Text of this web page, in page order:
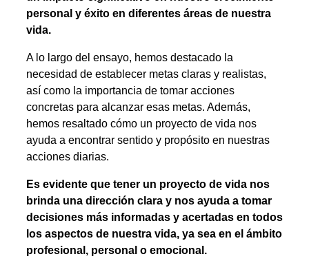
personal y éxito en diferentes áreas de nuestra
vida.
A lo largo del ensayo, hemos destacado la
necesidad de establecer metas claras y realistas,
así como la importancia de tomar acciones
concretas para alcanzar esas metas. Además,
hemos resaltado cómo un proyecto de vida nos
ayuda a encontrar sentido y propósito en nuestras
acciones diarias.
Es evidente que tener un proyecto de vida nos
brinda una dirección clara y nos ayuda a tomar
decisiones más informadas y acertadas en todos
los aspectos de nuestra vida, ya sea en el ámbito
profesional, personal o emocional.